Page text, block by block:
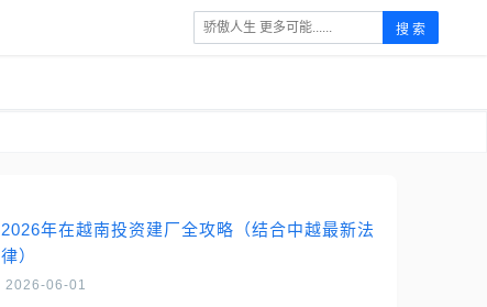
搜 索
2026年在越南投资建厂全攻略（结合中越最新法
律）
2026-06-01